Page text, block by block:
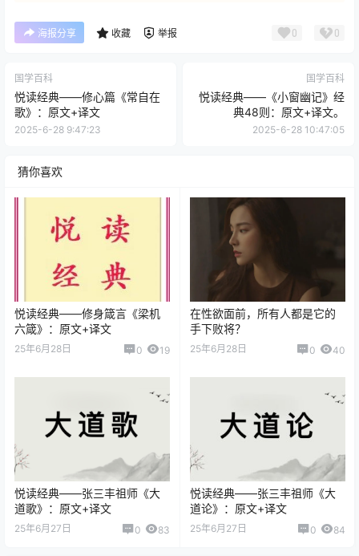
海报分享 收藏 举报 0 0
国学百科
悦读经典——修心篇《常自在
歌》：原文+译文
2025-6-28 9:47:23
国学百科
悦读经典——《小窗幽记》经
典48则：原文+译文。
2025-6-28 10:47:05
猜你喜欢
悦读经典——修身箴言《梁机
六箴》：原文+译文
25年6月28日 0 19
在性欲面前，所有人都是它的
手下败将？
25年6月28日 0 40
悦读经典——张三丰祖师《大
道歌》：原文+译文
25年6月27日 0 83
悦读经典——张三丰祖师《大
道论》：原文+译文
25年6月27日 0 84